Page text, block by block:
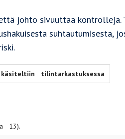
johto sivuuttaa kontrolleja.
suhtautumisesta,
käsiteltiin tilintarkastuksessa
13).